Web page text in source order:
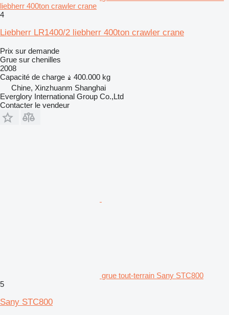
liebherr 400ton crawler crane
4
Liebherr LR1400/2 liebherr 400ton crawler crane
Prix sur demande
Grue sur chenilles
2008
Capacité de charge
400.000 kg
Chine, Xinzhuanm Shanghai
Everglory International Group Co.,Ltd
Contacter le vendeur
grue tout-terrain Sany STC800
5
Sany STC800